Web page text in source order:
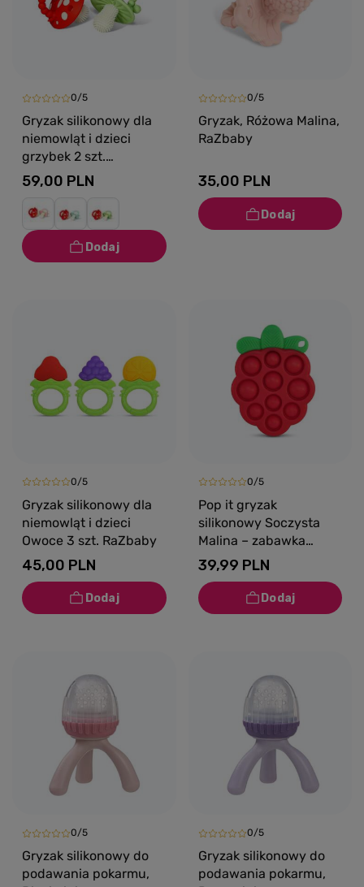
0/5
Gryzak silikonowy dla
niemowląt i dzieci
grzybek 2 szt.
czerwony i zielony
RaZbaby
59,00 PLN
0/5
Gryzak, Różowa Malina,
RaZbaby
35,00 PLN
0/5
Gryzak silikonowy dla
niemowląt i dzieci
Owoce 3 szt. RaZbaby
45,00 PLN
0/5
Pop it gryzak
silikonowy Soczysta
Malina – zabawka
sensoryczna dla
niemowląt RaZbaby
39,99 PLN
0/5
Gryzak silikonowy do
podawania pokarmu,
0/5
Gryzak silikonowy do
podawania pokarmu,